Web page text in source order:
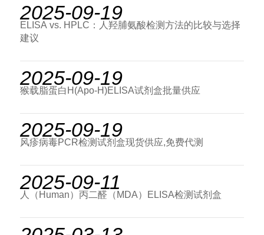
2025-09-19
ELISA vs. HPLC：人羟脯氨酸检测方法的比较与选择
建议
2025-09-19
猴载脂蛋白H(Apo-H)ELISA试剂盒批量供应
2025-09-19
风疹病毒PCR检测试剂盒现货供应,免费代测
2025-09-11
人（Human）丙二醛（MDA）ELISA检测试剂盒